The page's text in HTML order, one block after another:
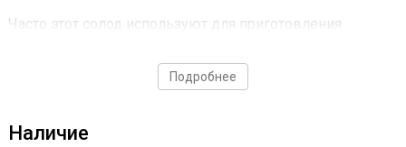
Часто этот солод используют для приготовления
Подробнее
Наличие